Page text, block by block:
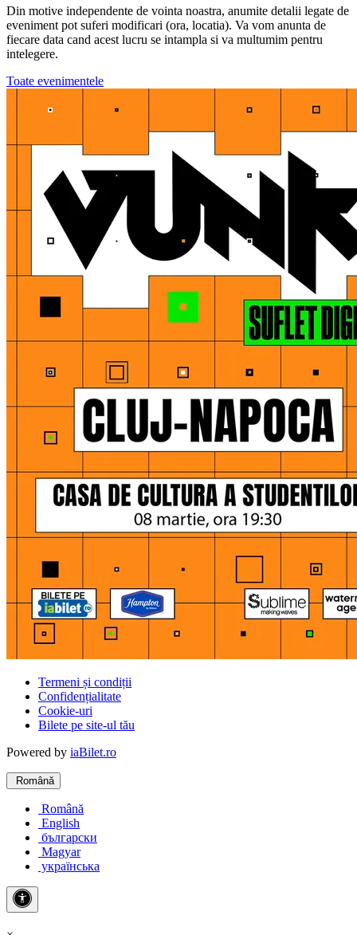
Din motive independente de vointa noastra, anumite detalii legate de
eveniment pot suferi modificari (ora, locatia). Va vom anunta de
fiecare data cand acest lucru se intampla si va multumim pentru
intelegere.
Toate evenimentele
Termeni și condiții
Confidențialitate
Cookie-uri
Bilete pe site-ul tău
Powered by iaBilet.ro
Română
Română
English
български
Magyar
українська